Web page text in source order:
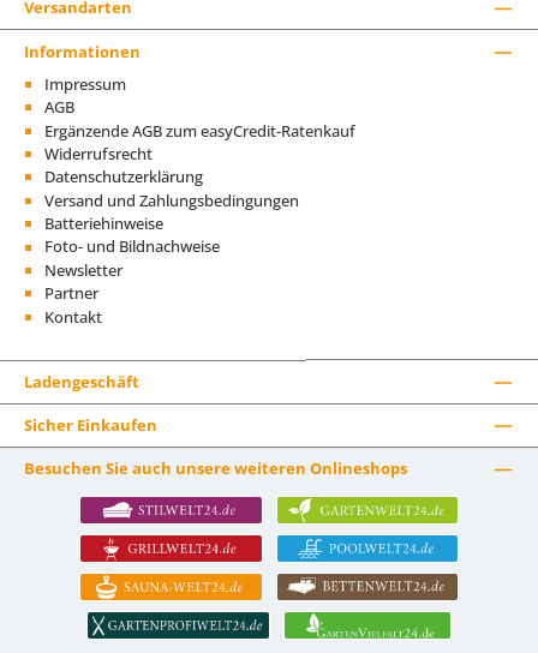
Versandarten
Informationen
Impressum
AGB
Ergänzende AGB zum easyCredit-Ratenkauf
Widerrufsrecht
Datenschutzerklärung
Versand und Zahlungsbedingungen
Batteriehinweise
Foto- und Bildnachweise
Newsletter
Partner
Kontakt
Ladengeschäft
Sicher Einkaufen
Besuchen Sie auch unsere weiteren Onlineshops